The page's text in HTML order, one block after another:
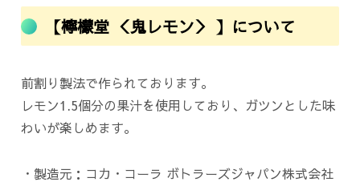
【檸檬堂 ＜鬼レモン＞ 】について
前割り製法で作られております。
レモン1.5個分の果汁を使用しており、ガツンとした味
わいが楽しめます。
・製造元：コカ・コーラ ボトラーズジャパン株式会社